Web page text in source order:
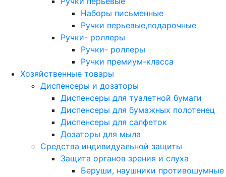
Наборы письменные
Ручки перьевые,подарочные
Ручки- роллеры
Ручки- роллеры
Ручки премиум-класса
Хозяйственные товары
Диспенсеры и дозаторы
Диспенсеры для туалетной бумаги
Диспенсеры для бумажных полотенец
Диспенсеры для салфеток
Дозаторы для мыла
Средства индивидуальной защиты
Защита органов зрения и слуха
Беруши, наушники противошумные